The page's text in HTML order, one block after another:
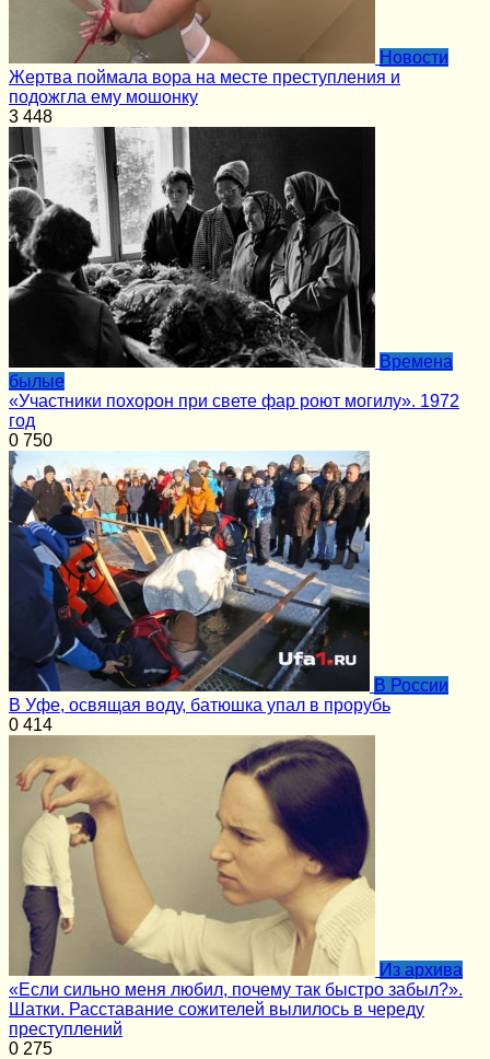
Новости
Жертва поймала вора на месте преступления и
подожгла ему мошонку
3 448
Времена
былые
«Участники похорон при свете фар роют могилу». 1972
год
0 750
В России
В Уфе, освящая воду, батюшка упал в прорубь
0 414
Из архива
«Если сильно меня любил, почему так быстро забыл?».
Шатки. Расставание сожителей вылилось в череду
преступлений
0 275